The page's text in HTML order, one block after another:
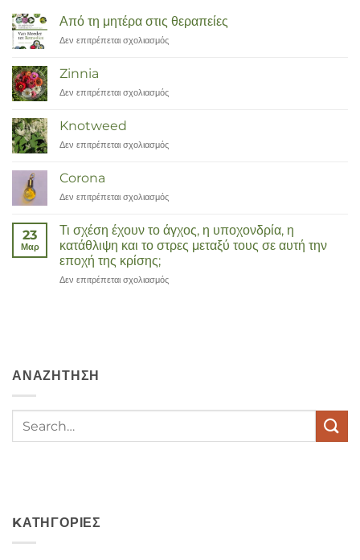
Από τη μητέρα στις θεραπείες
Δεν επιτρέπεται σχολιασμός
Zinnia
Δεν επιτρέπεται σχολιασμός
Knotweed
Δεν επιτρέπεται σχολιασμός
Corona
Δεν επιτρέπεται σχολιασμός
23
Μαρ
Τι σχέση έχουν το άγχος, η υποχονδρία, η
κατάθλιψη και το στρες μεταξύ τους σε αυτή την
εποχή της κρίσης;
Δεν επιτρέπεται σχολιασμός
in
ΑΝΑΖΉΤΗΣΗ
KΑΤΗΓΟΡΊΕΣ